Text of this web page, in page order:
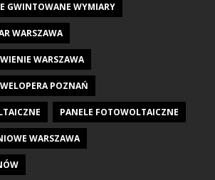
GWINTOWANE WYMIARY
WARSZAWA
WARSZAWA
POZNAŃ
PANELE FOTOWOLTAICZNE
WARSZAWA